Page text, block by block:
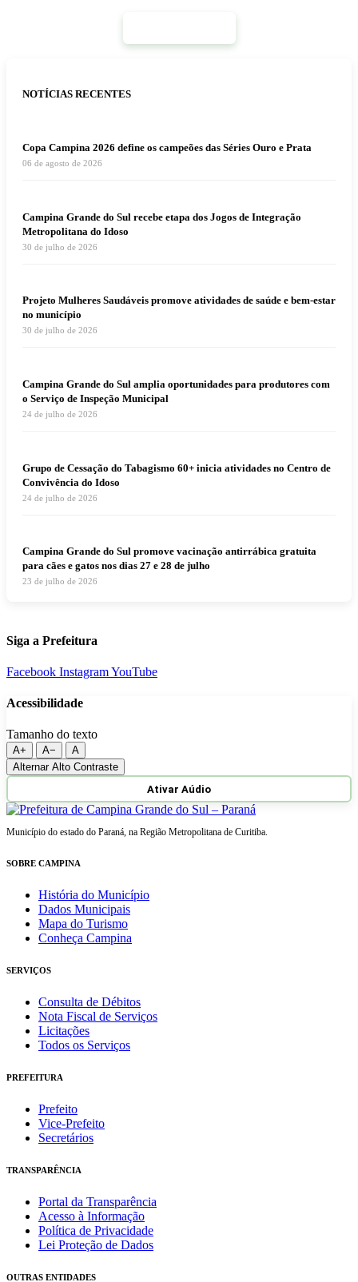
NOTÍCIAS RECENTES
Copa Campina 2026 define os campeões das Séries Ouro e Prata
06 de agosto de 2026
Campina Grande do Sul recebe etapa dos Jogos de Integração
Metropolitana do Idoso
30 de julho de 2026
Projeto Mulheres Saudáveis promove atividades de saúde e bem-estar
no município
30 de julho de 2026
Campina Grande do Sul amplia oportunidades para produtores com
o Serviço de Inspeção Municipal
24 de julho de 2026
Grupo de Cessação do Tabagismo 60+ inicia atividades no Centro de
Convivência do Idoso
24 de julho de 2026
Campina Grande do Sul promove vacinação antirrábica gratuita
para cães e gatos nos dias 27 e 28 de julho
23 de julho de 2026
Siga a Prefeitura
Facebook InstagramYouTube
Acessibilidade
Tamanho do texto
A+ A−
A
Alternar Alto Contraste
Ativar Aúdio
Município do estado do Paraná, na Região Metropolitana de Curitiba.
SOBRE CAMPINA
História do Município
Dados Municipais
Mapa do Turismo
Conheça Campina
SERVIÇOS
Consulta de Débitos
Nota Fiscal de Serviços
Licitações
Todos os Serviços
PREFEITURA
Prefeito
Vice-Prefeito
Secretários
TRANSPARÊNCIA
Portal da Transparência
Acesso à Informação
Política de Privacidade
Lei Proteção de Dados
OUTRAS ENTIDADES